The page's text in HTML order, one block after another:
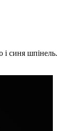
синя шпінель.